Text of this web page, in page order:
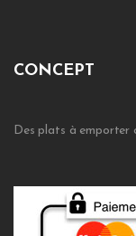
CONCEPT
Des plats à emporter